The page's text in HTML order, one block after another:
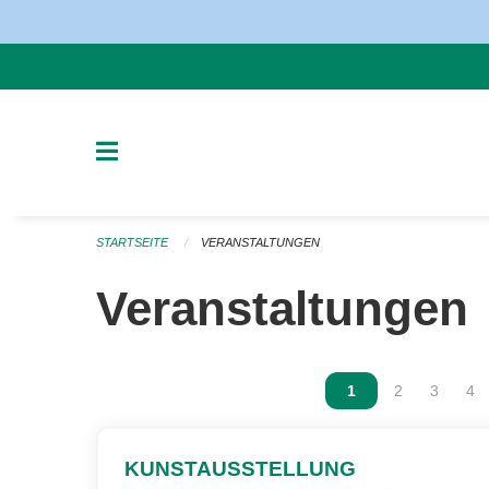
STARTSEITE VERANSTALTUNGEN
Veranstaltungen
Vous êtes sur la
1 Vous êtes
2 Vous
3 4
KUNSTAUSSTELLUNG